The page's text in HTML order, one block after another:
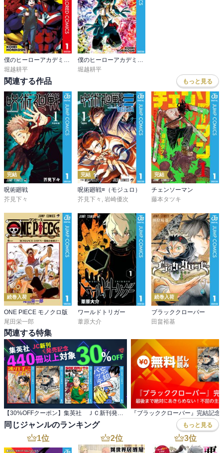
堀越耕平
堀越耕平
関連する作品 もっと見る
完結
呪術廻戦
芥見下々
完結
呪術廻戦≡（モジュロ）
芥見下々 , 岩崎優次
完結
チェンソーマン
藤本タツキ
続巻入荷
ONE PIECE モノクロ版
尾田栄一郎
ワールドトリガー
葦原大介
続巻入荷
ブラッククローバー
田畠裕基
関連する特集
同じジャンルのランキング もっと見る
1位 2位 3位